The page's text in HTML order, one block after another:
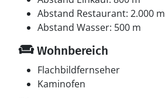
Abstand Restaurant: 2.000 m
Abstand Wasser: 500 m
Wohnbereich
Flachbildfernseher
Kaminofen